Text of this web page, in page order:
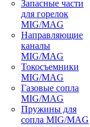
Запасные части
для горелок
MIG/MAG
Направляющие
каналы
MIG/MAG
Токосъемники
MIG/MAG
Газовые сопла
MIG/MAG
Пружины для
сопла MIG/MAG